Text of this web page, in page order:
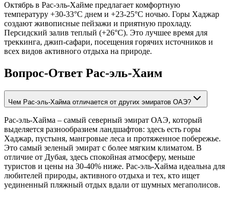
Октябрь в Рас-эль-Хайме предлагает комфортную
температуру +30-33°C днем и +23-25°C ночью. Горы Хаджар
создают живописные пейзажи и приятную прохладу.
Персидский залив теплый (+26°C). Это лучшее время для
треккинга, джип-сафари, посещения горячих источников и
всех видов активного отдыха на природе.
Вопрос-Ответ Рас-эль-Хаим
Чем Рас-эль-Хайма отличается от других эмиратов ОАЭ?
Рас-эль-Хайма – самый северный эмират ОАЭ, который
выделяется разнообразием ландшафтов: здесь есть горы
Хаджар, пустыня, мангровые леса и протяженное побережье.
Это самый зеленый эмират с более мягким климатом. В
отличие от Дубая, здесь спокойная атмосферу, меньше
туристов и цены на 30-40% ниже. Рас-эль-Хайма идеальна для
любителей природы, активного отдыха и тех, кто ищет
уединенный пляжный отдых вдали от шумных мегаполисов.